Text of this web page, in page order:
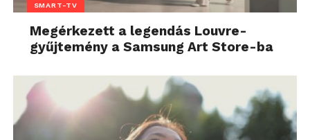
SMART-TV
Megérkezett a legendás Louvre-
gyűjtemény a Samsung Art Store-ba